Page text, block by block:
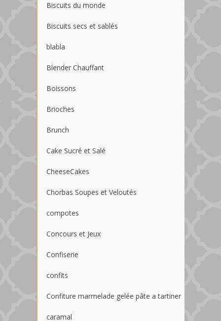
Biscuits du monde
Biscuits secs et sablés
blabla
Blender Chauffant
Boissons
Brioches
Brunch
Cake Sucré et Salé
CheeseCakes
Chorbas Soupes et Veloutés
compotes
Concours et Jeux
Confiserie
confits
Confiture marmelade gelée pâte a tartiner
caramal